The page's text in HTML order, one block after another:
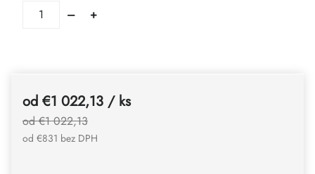
od €1 022,13
od €1 022,13 / ks
od €831 bez DPH